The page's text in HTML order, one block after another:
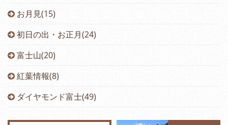
お月見(15)
初日の出・お正月(24)
富士山(20)
紅葉情報(8)
ダイヤモンド富士(49)